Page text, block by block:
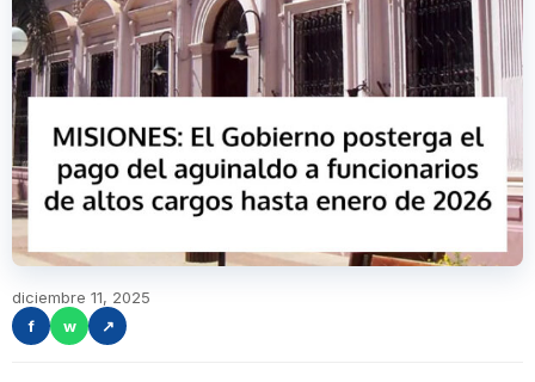
diciembre 11, 2025
f
w ↗